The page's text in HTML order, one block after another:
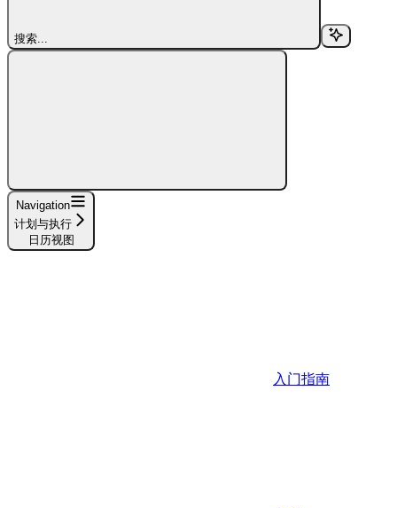
搜索...
Navigation
计划与执行
日历视图
入门指南